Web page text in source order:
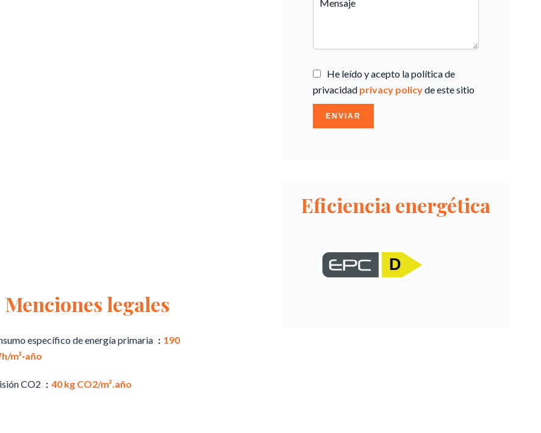
Menciones legales
específico de energía primaria
190
m²·año
CO2 40 kg CO2/m².año
He leído y acepto la política de
privacidad privacy policyde este sitio
ENVIAR
Eficiencia energética
D